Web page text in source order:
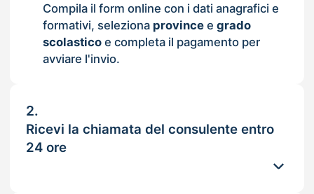
Compila il form online con i dati anagrafici e
formativi, seleziona provincee grado
scolasticoe completa il pagamento per
avviare l'invio.
2.
Ricevi la chiamata del consulente entro
24 ore